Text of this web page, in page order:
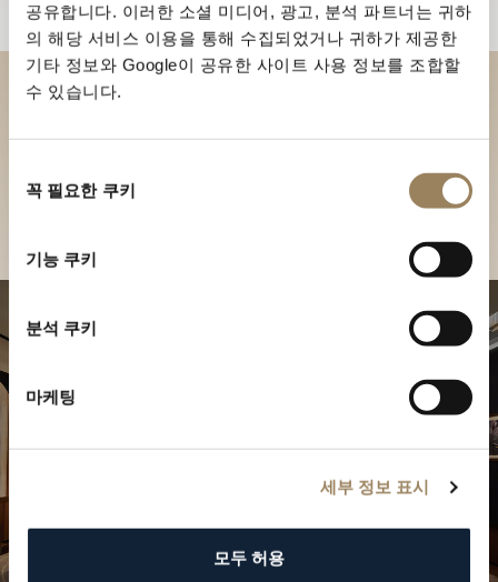
공유합니다. 이러한 소셜 미디어, 광고, 분석 파트너는 귀하
의 해당 서비스 이용을 통해 수집되었거나 귀하가 제공한
기타 정보와 Google이 공유한 사이트 사용 정보를 조합할
수 있습니다.
꼭 필요한 쿠키
기능 쿠키
분석 쿠키
마케팅
세부 정보 표시
모두 허용